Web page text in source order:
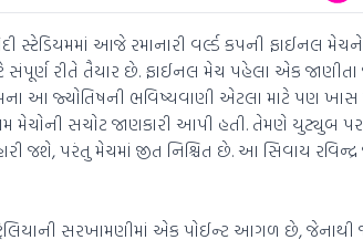
સ્ટેડિયમમાં આજે રમાનારી વર્લ્ડ કપની ફાઈનલ મેચને
સંપૂર્ણ રીતે તૈયાર છે. ફાઈનલ મેચ પહેલા એક જાણીતા
આ જ્યોતિષની ભવિષ્યવાણી એટલા માટે પણ ખાસ
મેચોની સચોટ જાણકારી આપી હતી. તેમણે યુટ્યુબ
જશે, પરંતુ મેચમાં જીત નિશ્ચિત છે. આ સિવાય
સરખામણીમાં એક પોઈન્ટ આગળ છે,